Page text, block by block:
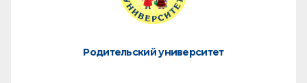
Родительский университет